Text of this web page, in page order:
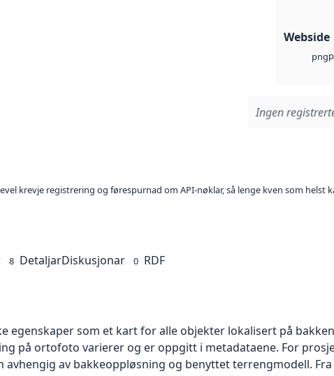
Webside
png
Ingen
krevje registrering og førespurnad om API-nøklar, så lenge kven som helst
8 DetaljarDiskusjonar 0 RDF
egenskaper som et kart for alle objekter lokalisert på
på ortofoto varierer og er oppgitt i metadataene. For
avhengig av bakkeoppløsning og benyttet terrengmodell.